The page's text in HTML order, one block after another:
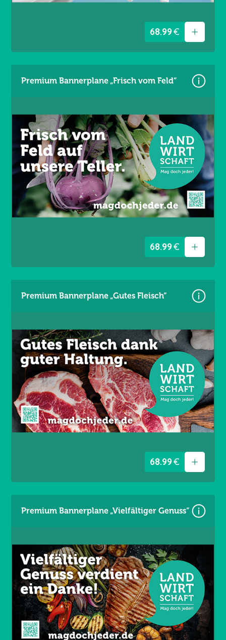
68.99€
Premium Bannerplane „Frisch vom Feld“
Größe: 340 × 173 cm
Material: Mesh Gewebe 330 g/m²
Wind- und lichtdurchlässig
Brandschutzklasse B1
UV- und witterungsbeständig
Ösen umlaufend alle 50 cm / Gesäumt
68.99€
Premium Bannerplane „Gutes Fleisch“
Größe: 340 × 173 cm
Material: Mesh Gewebe 330 g/m²
Wind- und lichtdurchlässig
Brandschutzklasse B1
UV- und witterungsbeständig
Ösen umlaufend alle 50 cm / Gesäumt
68.99€
Premium Bannerplane „Vielfältiger Genuss“
Größe: 340 × 173 cm
Material: Mesh Gewebe 330 g/m²
Wind- und lichtdurchlässig
Brandschutzklasse B1
UV- und witterungsbeständig
Ösen umlaufend alle 50 cm / Gesäumt